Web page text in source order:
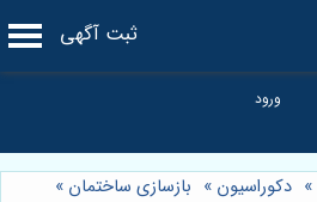
ثبت آگهی
» دکوراسیون » بازسازی ساختمان »